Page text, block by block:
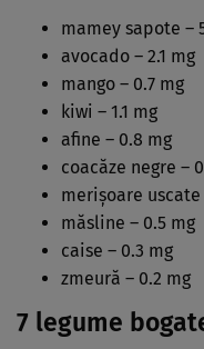
mamey sapote –
avocado – 2.1 mg
mango – 0.7 mg
kiwi – 1.1 mg
afine – 0.8 mg
coacăze negre –
merișoare uscate
măsline – 0.5 mg
caise – 0.3 mg
zmeură – 0.2 mg
7 legume